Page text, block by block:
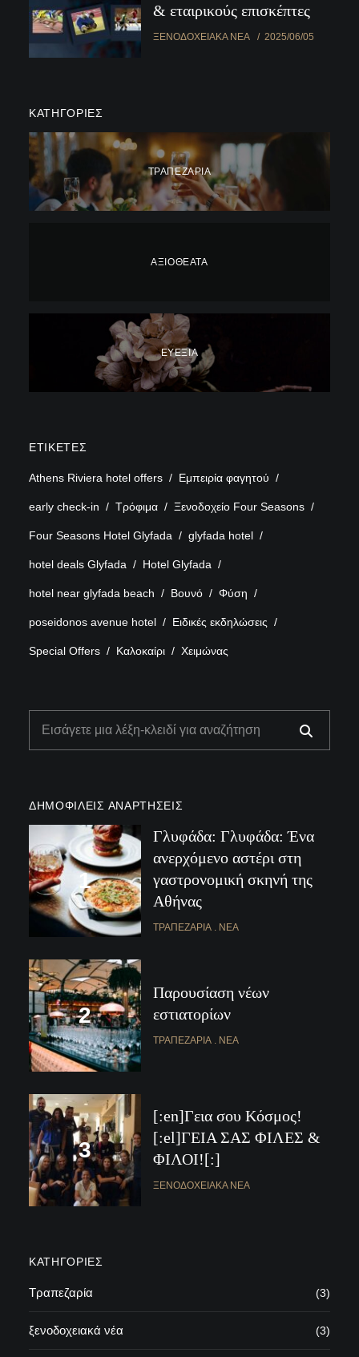
& εταιρικούς επισκέπτες
ΞΕΝΟΔΟΧΕΙΑΚΆ ΝΈΑ 2025/06/05
ΚΑΤΗΓΟΡΊΕΣ
ΤΡΑΠΕΖΑΡΊΑ
ΑΞΙΟΘΈΑΤΑ
ΕΥΕΞΊΑ
ΕΤΙΚΈΤΕΣ
Athens Riviera hotel offers Εμπειρία φαγητού
early check-in Τρόφιμα Ξενοδοχείο Four Seasons
Four Seasons Hotel Glyfada glyfada hotel
hotel deals Glyfada Hotel Glyfada
hotel near glyfada beach Βουνό Φύση
poseidonos avenue hotel Ειδικές εκδηλώσεις
Special Offers Καλοκαίρι Χειμώνας
ΔΗΜΟΦΙΛΕΊΣ ΑΝΑΡΤΉΣΕΙΣ
Γλυφάδα: Γλυφάδα: Ένα
ανερχόμενο αστέρι στη
γαστρονομική σκηνή της
Αθήνας
ΤΡΑΠΕΖΑΡΊΑ ΝΈΑ
Παρουσίαση νέων
εστιατορίων
ΤΡΑΠΕΖΑΡΊΑ ΝΈΑ
[:en]Γεια σου Κόσμος!
[:el]ΓΕΙΑ ΣΑΣ ΦΙΛΕΣ &
ΦΙΛΟΙ![:]
ΞΕΝΟΔΟΧΕΙΑΚΆ ΝΈΑ
ΚΑΤΗΓΟΡΊΕΣ
Τραπεζαρία (3)
ξενοδοχειακά νέα (3)